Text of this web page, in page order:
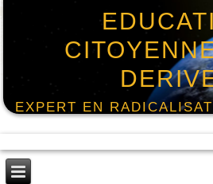
EXPERT EN